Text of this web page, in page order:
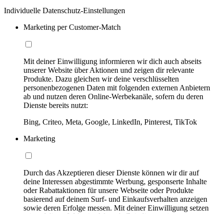
Individuelle Datenschutz-Einstellungen
Marketing per Customer-Match
Mit deiner Einwilligung informieren wir dich auch abseits
unserer Website über Aktionen und zeigen dir relevante
Produkte. Dazu gleichen wir deine verschlüsselten
personenbezogenen Daten mit folgenden externen Anbietern
ab und nutzen deren Online-Werbekanäle, sofern du deren
Dienste bereits nutzt:
Bing, Criteo, Meta, Google, LinkedIn, Pinterest, TikTok
Marketing
Durch das Akzeptieren dieser Dienste können wir dir auf
deine Interessen abgestimmte Werbung, gesponserte Inhalte
oder Rabattaktionen für unsere Webseite oder Produkte
basierend auf deinem Surf- und Einkaufsverhalten anzeigen
sowie deren Erfolge messen. Mit deiner Einwilligung setzen